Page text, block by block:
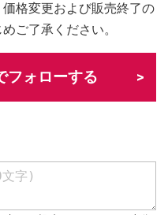
格変更および販売終了の
ご了承ください。
フォローする